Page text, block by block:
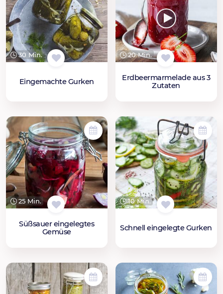
30 Min.
Eingemachte Gurken
20 Min.
Erdbeermarmelade aus 3
Zutaten
25 Min.
Süßsauer eingelegtes
Gemüse
10 Min.
Schnell eingelegte Gurken